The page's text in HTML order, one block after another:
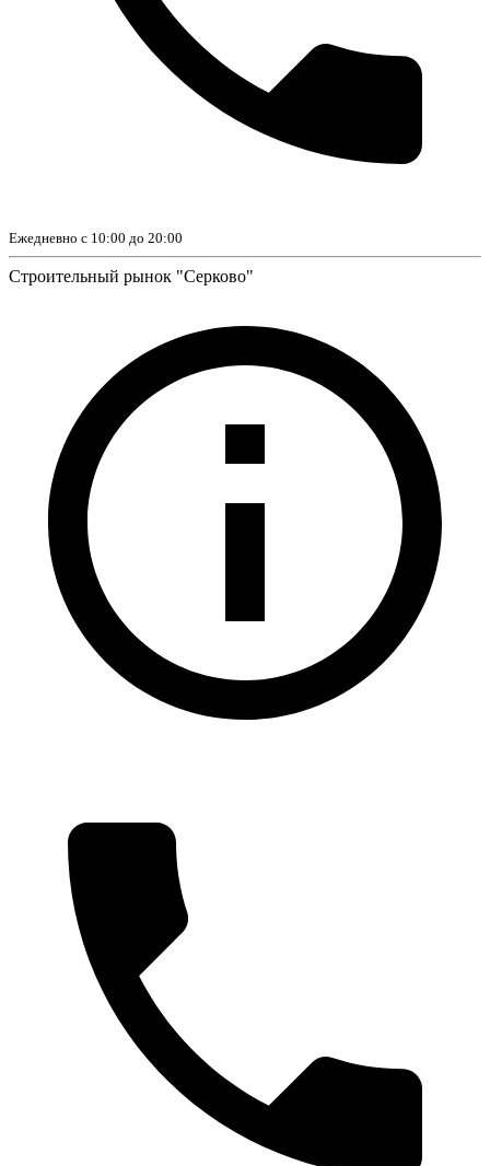
Ежедневно с 10:00 до 20:00
Строительный рынок "Серково"